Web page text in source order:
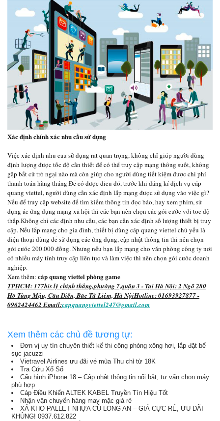
Xác định chính xác nhu cầu sử dụng
Việc xác định nhu cầu sử dụng rất quan trọng, không chỉ giúp người dùng
định lượng được tốc độ cần thiết để có thể truy cập mạng thông suốt, không
gặp bất cứ trở ngại nào mà còn giúp cho người dùng tiết kiệm được chi phí
thanh toán hàng tháng.Để có được điều đó, trước khi đăng kí dịch vụ cáp
quang viettel, người dùng cần xác định lắp mạng được sử dụng vào việc gì?
Nếu để truy cập website để tìm kiếm thông tin đọc báo, hay xem phim, sử
dụng ác ứng dụng mạng xã hội thì các bạn nên chọn các gói cước với tốc độ
thấp.Không chỉ các định nhu cầu, các bạn cần xác định số lượng thiết bị truy
cập. Nếu lắp mạng cho gia đình, thiết bị dùng cáp quang viettel chủ yếu là
điện thoại dùng để sử dụng các ứng dụng, cập nhật thông tin thì nên chọn
gói cước 200.000 đồng. Nhưng nếu bạn lắp mạng cho văn phòng công ty nơi
có nhiều máy tính truy cập liên tục và làm việc thì nên chọn gói cước doanh
nghiệp.
Xem thêm: cáp quang viettel phòng game
TPHCM: 177bis lý chính thắng,phường 7,quận 3 - Tại Hà Nội: 2 Ngõ 280
Hồ Tùng Mậu, Cầu Diễn, Bắc Từ Liêm, Hà NộiHotline:01693927877-
0962424462Email:capquangviettel247@gmail.com
Xem thêm các chủ đề tương tự:
Đơn vị uy tín chuyên thiết kế thi công phòng xông hơi, lắp đặt bể
sục jacuzzi
Vietravel Airlines ưu đãi vé mùa Thu chỉ từ 18K
Tra Cứu Xổ Số
Cấu hình iPhone 18 – Cập nhật thông tin nổi bật, tư vấn chọn máy
phù hợp
Cáp Điều Khiển ALTEK KABEL Truyền Tín Hiệu Tốt
Nhận vận chuyển hàng may mặc giá rẻ
XẢ KHO PALLET NHỰA CŨ LONG AN – GIÁ CỰC RẺ, ƯU ĐÃI
KHỦNG! 0937.612.822